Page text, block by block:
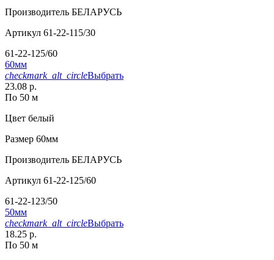
Производитель БЕЛАРУСЬ
Артикул 61-22-115/30
61-22-125/60
60мм
checkmark_alt_circleВыбрать
23.08 р.
По 50 м
Цвет белый
Размер 60мм
Производитель БЕЛАРУСЬ
Артикул 61-22-125/60
61-22-123/50
50мм
checkmark_alt_circleВыбрать
18.25 р.
По 50 м